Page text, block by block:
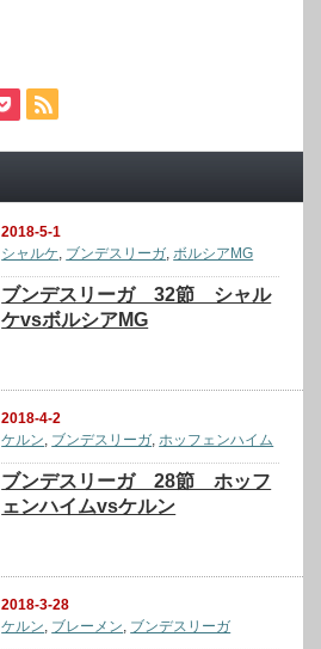
2018-5-1
シャルケ ブンデスリーガ ボルシアMG
ブンデスリーガ 32節 シャル
ケvsボルシアMG
2018-4-2
ケルン, ブンデスリーガ,ホッフェンハイム
ブンデスリーガ 28節 ホッフ
ェンハイムvsケルン
2018-3-28
ケルン, ブレーメン, ブンデスリーガ